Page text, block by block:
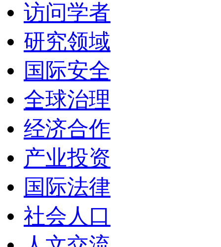
访问学者
研究领域
国际安全
全球治理
经济合作
产业投资
国际法律
社会人口